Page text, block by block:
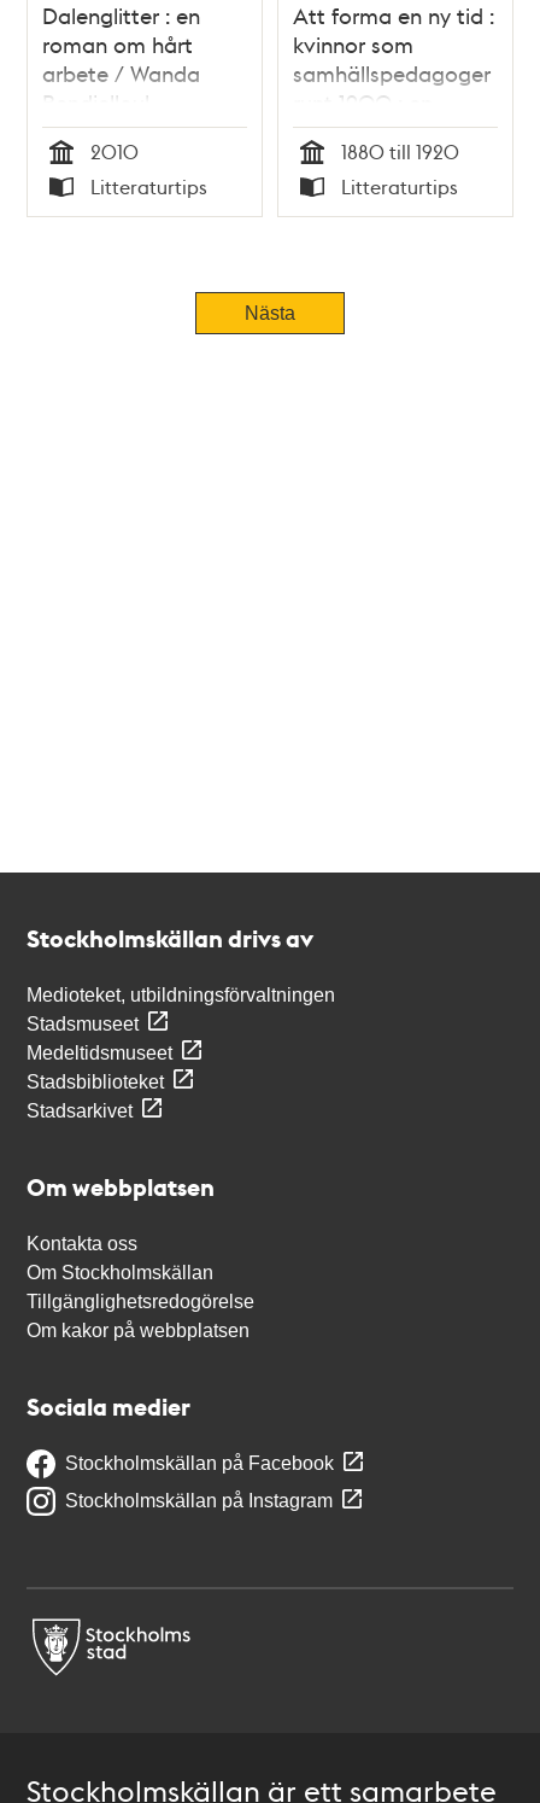
Dalenglitter : en
roman om hårt
arbete / Wanda
Bendjelloul
Tid
2010
Typ
Litteraturtips
Att forma en ny tid :
kvinnor som
samhällspedagoger
runt 1900 : en
kollektivbiografi /
Boel Englund (red)
Tid
1880 till 1920
Typ
Litteraturtips
Nästa
Stockholmskällan drivs av
Medioteket, utbildningsförvaltningen
Stadsmuseet
Medeltidsmuseet
Stadsbiblioteket
Stadsarkivet
Om webbplatsen
Kontakta oss
Om Stockholmskällan
Tillgänglighetsredogörelse
Om kakor på webbplatsen
Sociala medier
Stockholmskällan på Facebook
Stockholmskällan på Instagram
Stockholmskällan är ett samarbete